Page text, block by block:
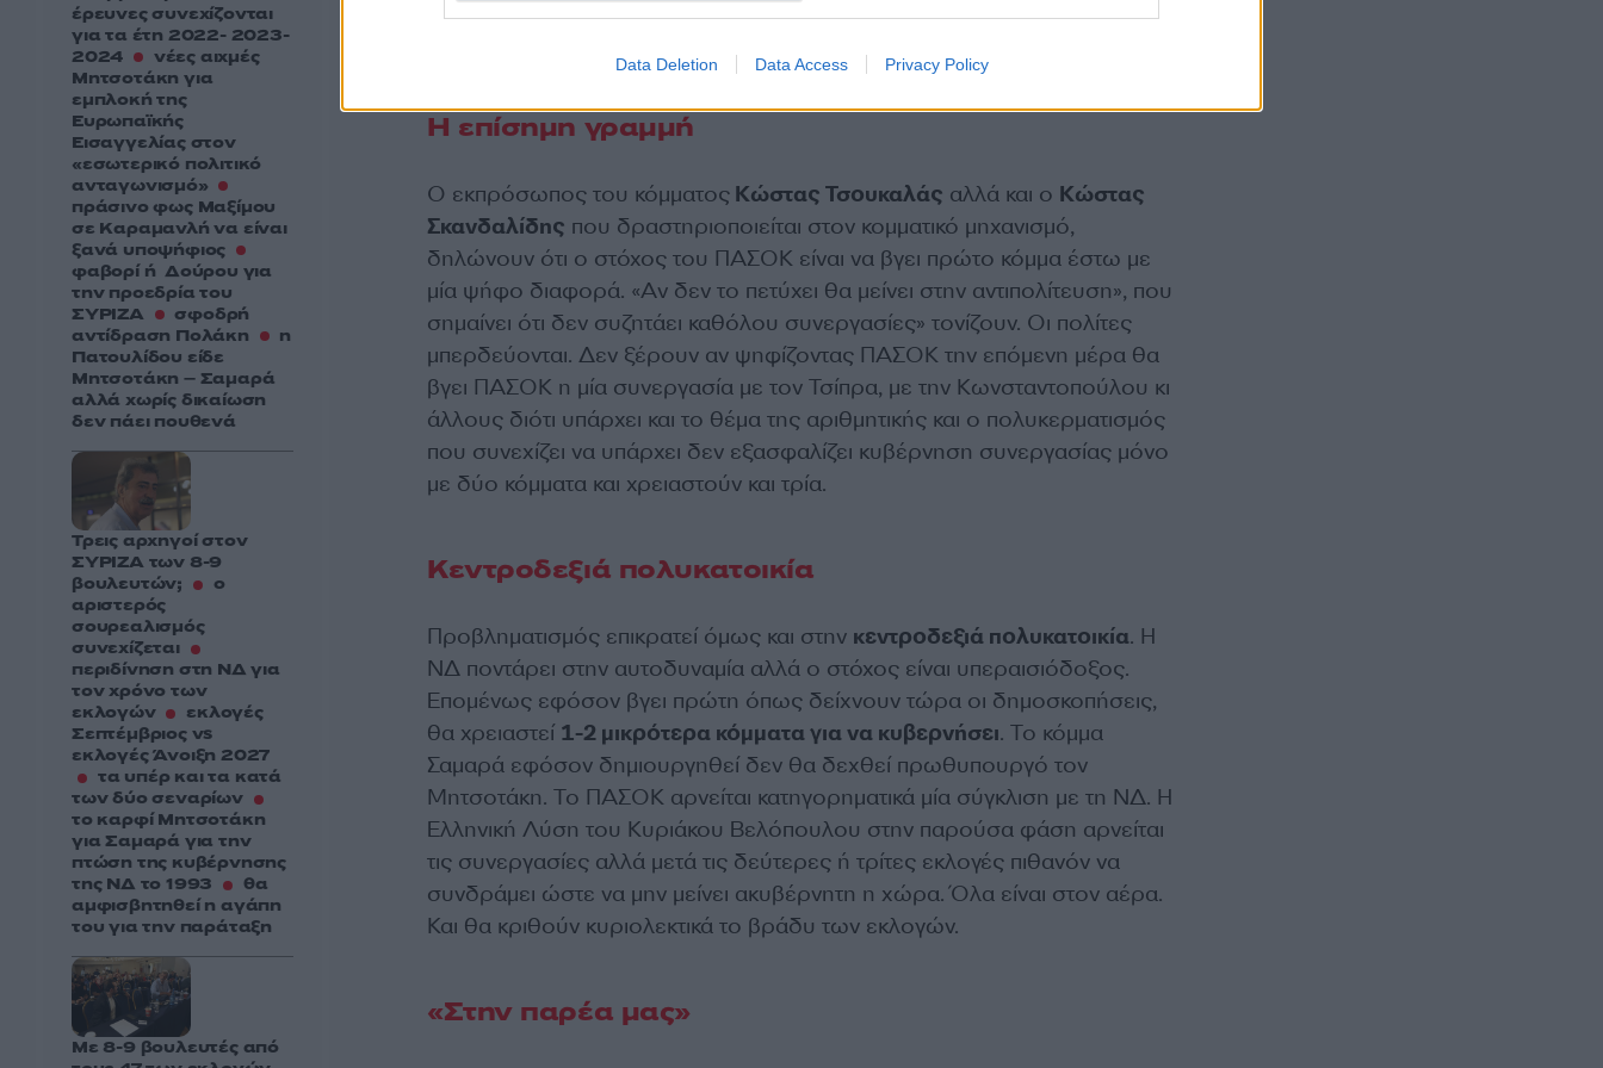
Data Deletion Data Access Privacy Policy
προοδευτικά, να βρουν και αυτά μια λύση. Ποιος θα πει όχι αν είναι
Η επίσημη γραμμή
Ο εκπρόσωπος του κόμματος Κώστας Τσουκαλάς αλλά και ο Κώστας
Σκανδαλίδης που δραστηριοποιείται στον κομματικό μηχανισμό,
δηλώνουν ότι ο στόχος του ΠΑΣΟΚ είναι να βγει πρώτο κόμμα έστω με
μία ψήφο διαφορά. «Αν δεν το πετύχει θα μείνει στην αντιπολίτευση», που
σημαίνει ότι δεν συζητάει καθόλου συνεργασίες» τονίζουν. Οι πολίτες
μπερδεύονται. Δεν ξέρουν αν ψηφίζοντας ΠΑΣΟΚ την επόμενη μέρα θα
βγει ΠΑΣΟΚ η μία συνεργασία με τον Τσίπρα, με την Κωνσταντοπούλου κι
άλλους διότι υπάρχει και το θέμα της αριθμητικής και ο πολυκερματισμός
που συνεχίζει να υπάρχει δεν εξασφαλίζει κυβέρνηση συνεργασίας μόνο
με δύο κόμματα και χρειαστούν και τρία.
Κεντροδεξιά πολυκατοικία
Προβληματισμός επικρατεί όμως και στην κεντροδεξιά πολυκατοικία. Η
ΝΔ ποντάρει στην αυτοδυναμία αλλά ο στόχος είναι υπεραισιόδοξος.
Επομένως εφόσον βγει πρώτη όπως δείχνουν τώρα οι δημοσκοπήσεις,
θα χρειαστεί 1-2 μικρότερα κόμματα για να κυβερνήσει. Το κόμμα
Σαμαρά εφόσον δημιουργηθεί δεν θα δεχθεί πρωθυπουργό τον
Μητσοτάκη. Το ΠΑΣΟΚ αρνείται κατηγορηματικά μία σύγκλιση με τη ΝΔ. Η
Ελληνική Λύση του Κυριάκου Βελόπουλου στην παρούσα φάση αρνείται
τις συνεργασίες αλλά μετά τις δεύτερες ή τρίτες εκλογές πιθανόν να
συνδράμει ώστε να μην μείνει ακυβέρνητη η χώρα. Όλα είναι στον αέρα.
Και θα κριθούν κυριολεκτικά το βράδυ των εκλογών.
«Στην παρέα μας»
έρευνες συνεχίζονται
για τα έτη 2022- 2023-
2024
νέες αιχμές
Μητσοτάκη για
εμπλοκή της
Ευρωπαϊκής
Εισαγγελίας στον
«εσωτερικό πολιτικό
ανταγωνισμό»
πράσινο φως Μαξίμου
σε Καραμανλή να είναι
ξανά υποψήφιος
φαβορί ή Δούρου για
την προεδρία του
ΣΥΡΙΖΑ
σφοδρή
αντίδραση Πολάκη
η
Πατουλίδου είδε
Μητσοτάκη – Σαμαρά
αλλά χωρίς δικαίωση
δεν πάει πουθενά
Τρεις αρχηγοί στον
ΣΥΡΙΖΑ των 8-9
βουλευτών;
ο
αριστερός
σουρεαλισμός
συνεχίζεται
περιδίνηση στη ΝΔ για
τον χρόνο των
εκλογών
εκλογές
Σεπτέμβριος vs
εκλογές Άνοιξη 2027
τα υπέρ και τα κατά
των δύο σεναρίων
το καρφί Μητσοτάκη
για Σαμαρά για την
πτώση της κυβέρνησης
της ΝΔ το 1993
θα
αμφισβητηθεί η αγάπη
του για την παράταξη
Με 8-9 βουλευτές από